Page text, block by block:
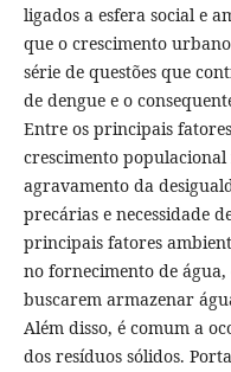
ligados a esfera social e
que o crescimento
série de questões que
de dengue e o
Entre os principais
crescimento populacional
agravamento da
precárias e necessidade
principais fatores
no fornecimento de água,
buscarem armazenar
Além disso, é comum a
dos resíduos sólidos.